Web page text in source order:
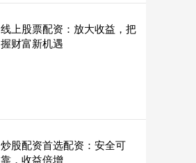
线上股票配资：放大收益，把
握财富新机遇
炒股配资首选配资：安全可
靠，收益倍增